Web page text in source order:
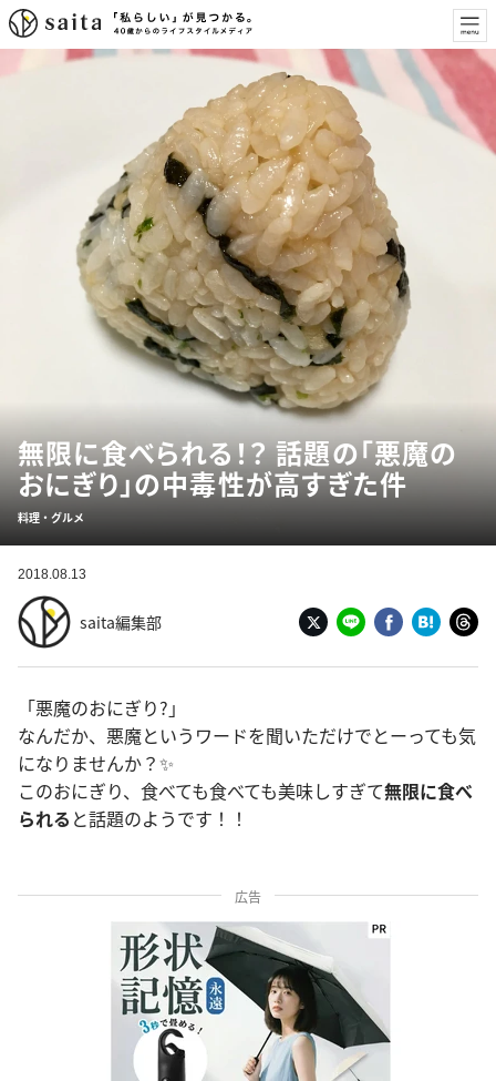
無限に食べられる！？ 話題の「悪魔の
おにぎり」の中毒性が高すぎた件
料理・グルメ
2018.08.13
saita編集部
「悪魔のおにぎり?」
なんだか、悪魔というワードを聞いただけでとーっても気
になりませんか？✨
このおにぎり、食べても食べても美味しすぎて無限に食べ
られる と話題のようです！！
広告